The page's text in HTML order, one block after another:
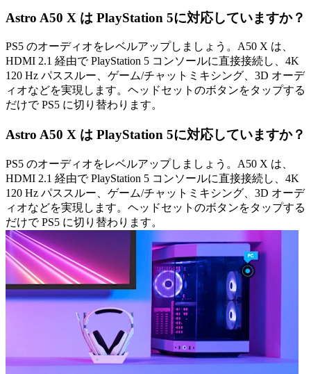
Astro A50 X は PlayStation 5に対応していますか？
PS5 のオーディオをレベルアップしましょう。A50 X は、
HDMI 2.1 経由で PlayStation 5 コンソールに直接接続し、4K
120 Hz パススルー、ゲーム/チャットミキシング、3D オーデ
ィオなどを実現します。ヘッドセットのボタンをタップする
だけで PS5 に切り替わります。
Astro A50 X は PlayStation 5に対応していますか？
PS5 のオーディオをレベルアップしましょう。A50 X は、
HDMI 2.1 経由で PlayStation 5 コンソールに直接接続し、4K
120 Hz パススルー、ゲーム/チャットミキシング、3D オーデ
ィオなどを実現します。ヘッドセットのボタンをタップする
だけで PS5 に切り替わります。